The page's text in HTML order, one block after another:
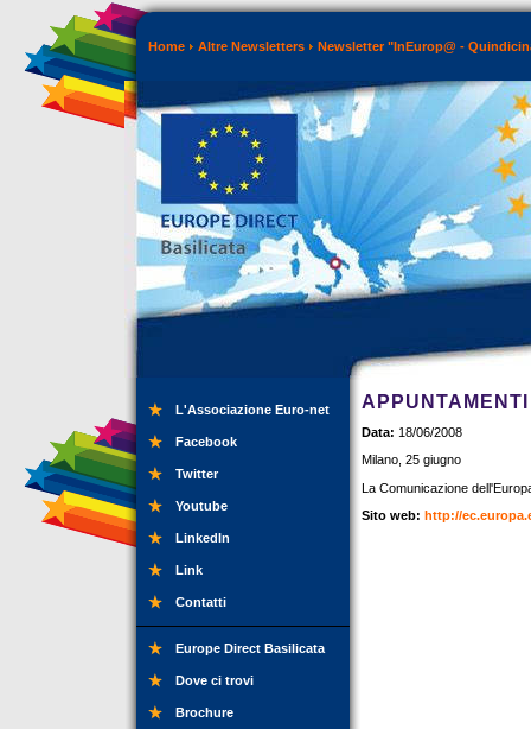
Home Altre Newsletters Newsletter "InEurop@ -
L'Associazione Euro-net
Facebook
Twitter
Youtube
LinkedIn
Link
Contatti
Europe Direct Basilicata
Dove ci trovi
Brochure
Data: 18/06/2008
Milano, 25 giugno
La Comunicazione
Sito web: http://